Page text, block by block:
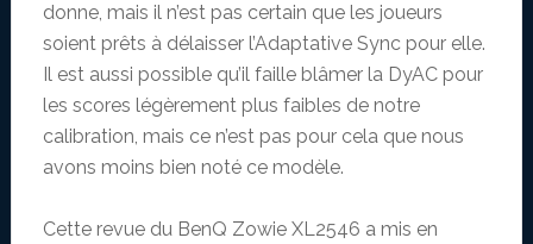
donne, mais il n’est pas certain que les joueurs
soient prêts à délaisser l’Adaptative Sync pour elle.
Il est aussi possible qu’il faille blâmer la DyAC pour
les scores légèrement plus faibles de notre
calibration, mais ce n’est pas pour cela que nous
avons moins bien noté ce modèle.
Cette revue du BenQ Zowie XL2546 a mis en